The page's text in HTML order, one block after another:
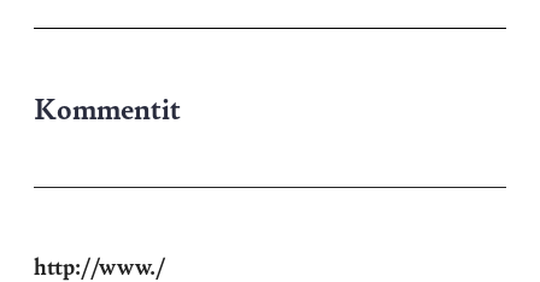
Kommentit
http://www./